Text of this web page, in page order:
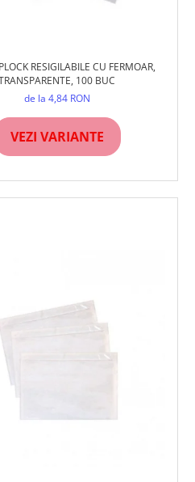
RESIGILABILE CU FERMOAR,
100 BUC
de la 4,84 RON
VEZI VARIANTE